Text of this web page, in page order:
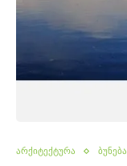
არქიტექტურა ბუნება